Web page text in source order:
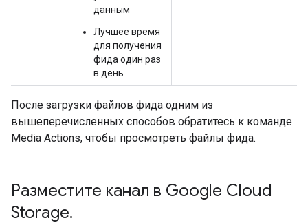
данным
Лучшее время
для получения
фида один раз
в день
После загрузки файлов фида одним из
вышеперечисленных способов обратитесь к команде
Media Actions, чтобы просмотреть файлы фида.
Разместите канал в Google Cloud
Storage.